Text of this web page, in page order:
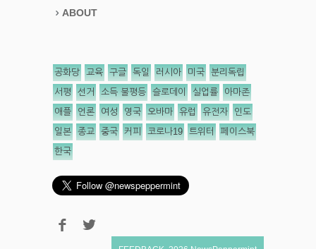
ABOUT
공화당 교육 구글 독일 러시아 미국 분리독립
서평 선거 소득 불평등 슬로데이 실업률 아마존
애플 언론 여성 영국 오바마 유럽 유전자 인도
일본 종교 중국 커피 코로나19 트위터 페이스북
한국